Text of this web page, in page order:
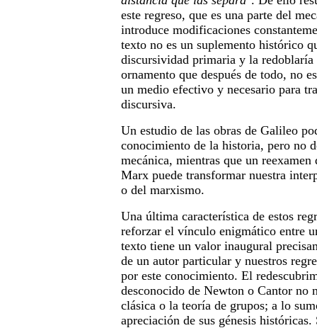
este regreso, que es una parte del
introduce modificaciones
texto no es un suplemento histórico
discursividad primaria y la
ornamento que después de todo, no
un medio efectivo y necesario para
discursiva.
Un estudio de las obras de Galileo
conocimiento de la historia, pero no
mecánica, mientras que un
Marx puede transformar nuestra
o del marxismo.
Una última característica de estos
reforzar el vínculo enigmático entre
texto tiene un valor inaugural
de un autor particular y nuestros
por este conocimiento. El
desconocido de Newton o Cantor no
clásica o la teoría de grupos; a lo
apreciación de sus génesis